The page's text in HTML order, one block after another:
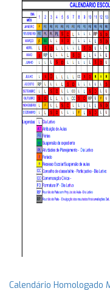
Calendário Homologado